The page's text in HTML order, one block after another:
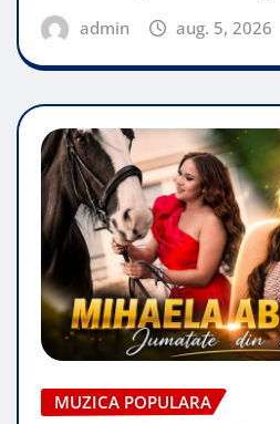
admin aug. 5, 2026
MUZICA POPULARA